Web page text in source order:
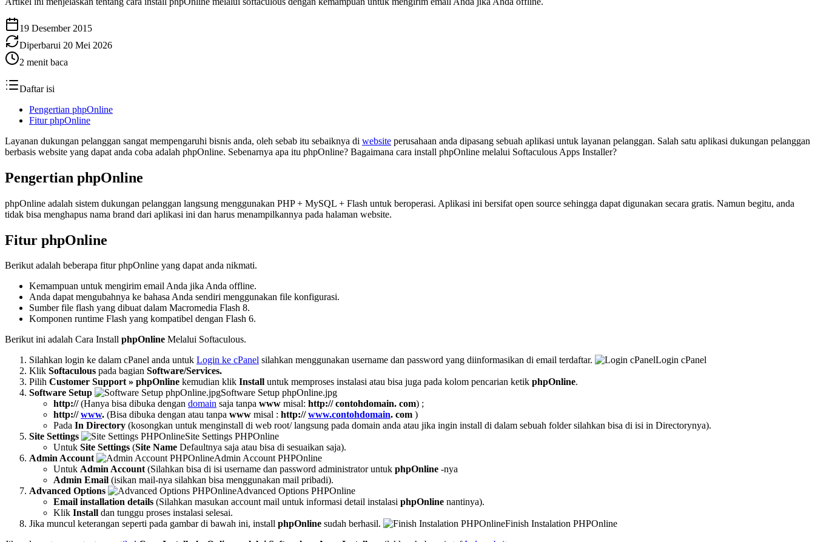
19 Desember 2015
Diperbarui 20 Mei 2026
2 menit baca
Daftar isi
Pengertian phpOnline
Fitur phpOnline
Layanan dukungan pelanggan sangat mempengaruhi bisnis anda, oleh sebab itu sebaiknya di website perusahaan anda dipasang sebuah aplikasi untuk layanan pelanggan. Salah satu aplikasi dukungan pelanggan
berbasis website yang dapat anda coba adalah phpOnline. Sebenarnya apa itu phpOnline? Bagaimana cara install phpOnline melalui Softaculous Apps Installer?
Pengertian phpOnline
phpOnline adalah sistem dukungan pelanggan langsung menggunakan PHP + MySQL + Flash untuk beroperasi. Aplikasi ini bersifat open source sehingga dapat digunakan secara gratis. Namun begitu, anda
tidak bisa menghapus nama brand dari aplikasi ini dan harus menampilkannya pada halaman website.
Fitur phpOnline
Berikut adalah beberapa fitur phpOnline yang dapat anda nikmati.
Kemampuan untuk mengirim email Anda jika Anda offline.
Anda dapat mengubahnya ke bahasa Anda sendiri menggunakan file konfigurasi.
Sumber file flash yang dibuat dalam Macromedia Flash 8.
Komponen runtime Flash yang kompatibel dengan Flash 6.
Berikut ini adalah Cara Install phpOnline Melalui Softaculous.
Silahkan login ke dalam cPanel anda untuk Login ke cPanel silahkan menggunakan username dan password yang diinformasikan di email terdaftar.
Login cPanel
Klik Softaculous pada bagian Software/Services.
Pilih Customer Support » phpOnline kemudian klik Install untuk memproses instalasi atau bisa juga pada kolom pencarian ketik phpOnline.
Software Setup
Software Setup phpOnline.jpg
http://(Hanya bisa dibuka dengan domain saja tanpa www misal: http:// contohdomain. com) ;
http://www. (Bisa dibuka dengan atau tanpa www misal : http://www.contohdomain. com )
Pada In Directory (kosongkan untuk menginstall di web root/ langsung pada domain anda atau jika ingin install di dalam sebuah folder silahkan bisa di isi in Directorynya).
Site Settings
Site Settings PHPOnline
Untuk Site Settings (Site Name Defaultnya saja atau bisa di sesuaikan saja).
Admin Account
Admin Account PHPOnline
Untuk Admin Account(Silahkan bisa di isi username dan password administrator untuk phpOnline -nya
Admin Email (isikan mail-nya silahkan bisa menggunakan mail pribadi).
Advanced Options
Advanced Options PHPOnline
Email installation details (Silahkan masukan account mail untuk informasi detail instalasi phpOnline nantinya).
Klik Install dan tunggu proses instalasi selesai.
Jika muncul keterangan seperti pada gambar di bawah ini, install phpOnline sudah berhasil.
Finish Instalation PHPOnline